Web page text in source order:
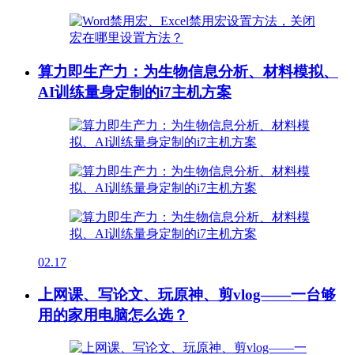
算力即生产力：为生物信息分析、材料模拟、
AI训练量身定制的i7主机方案
02.17
上网课、写论文、玩原神、剪vlog——一台够
用的家用电脑怎么选？